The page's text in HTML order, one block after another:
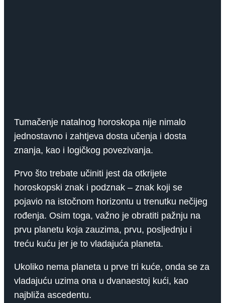
Tumačenje natalnog horoskopa nije nimalo
jednostavno i zahtjeva dosta učenja i dosta
znanja, kao i logičkog povezivanja.
Prvo što trebate učiniti jest da otkrijete
horoskopski znak i podznak – znak koji se
pojavio na istočnom horizontu u trenutku nečijeg
rođenja. Osim toga, važno je obratiti pažnju na
prvu planetu koja zauzima, prvu, posljednju i
treću kuću jer je to vladajuća planeta.
Ukoliko nema planeta u prve tri kuće, onda se za
vladajuću uzima ona u dvanaestoj kući, kao
najbliža ascedentu.